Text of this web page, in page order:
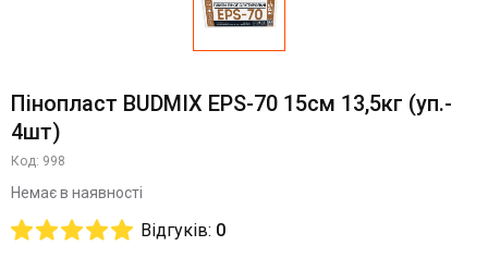
Пінопласт BUDMIX EPS-70 15см 13,5кг (уп.-
4шт)
Код: 998
Немає в наявності
Відгуків: 0